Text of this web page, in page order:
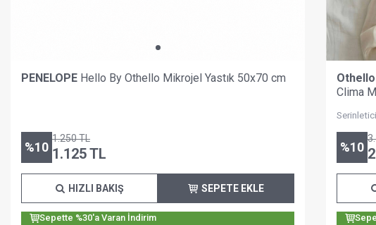
PENELOPE Hello By Othello Mikrojel Yastık 50x70 cm
%10
1.250TL
1.125TL
SEPETE EKLE
HIZLI BAKIŞ
Sepette %30'a Varan İndirim
Othello
Clima
Serinletici
%10